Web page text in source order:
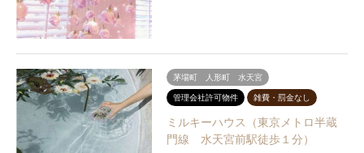
茅場町 人形町 水天宮
管理会社許可物件 雑費・罰金なし
ミルキーハウス（東京メトロ半蔵
門線 水天宮前駅徒歩１分）